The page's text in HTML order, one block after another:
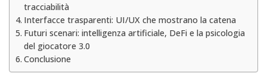
tracciabilità
Interfacce trasparenti: UI/UX che mostrano la catena
Futuri scenari: intelligenza artificiale, DeFi e la psicologia
del giocatore 3.0
Conclusione